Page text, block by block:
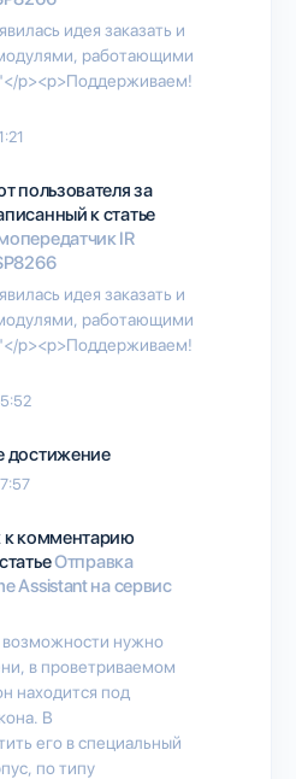
идея заказать и
работающими
p><p>Поддерживаем!
пользователяза
к статье
IR
идея заказать и
работающими
p><p>Поддерживаем!
достижение
к комментарию
Отправка
Assistant на сервис
возможности нужно
в проветриваемом
находится под
В
его в специальный
по типу